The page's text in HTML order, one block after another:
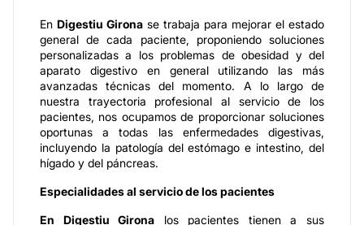
En Digestiu Girona se trabaja para mejorar el estado
general de cada paciente, proponiendo soluciones
personalizadas a los problemas de obesidad y del
aparato digestivo en general utilizando las más
avanzadas técnicas del momento. A lo largo de
nuestra trayectoria profesional al servicio de los
pacientes, nos ocupamos de proporcionar soluciones
oportunas a todas las enfermedades digestivas,
incluyendo la patología del estómago e intestino, del
hígado y del páncreas.
Especialidades al servicio de los pacientes
En Digestiu Girona los pacientes tienen a sus